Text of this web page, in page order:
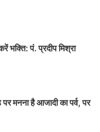
पं. प्रदीप मिश्रा
मनना है आजादी का पर्व, पर